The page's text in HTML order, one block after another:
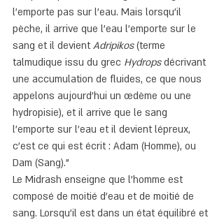
l'emporte pas sur l'eau. Mais lorsqu'il
pèche, il arrive que l'eau l'emporte sur le
sang et il devient Adripikos (terme
talmudique issu du grec Hydrops décrivant
une accumulation de fluides, ce que nous
appelons aujourd'hui un œdème ou une
hydropisie), et il arrive que le sang
l'emporte sur l'eau et il devient lépreux,
c'est ce qui est écrit : Adam (Homme), ou
Dam (Sang)."
Le Midrash enseigne que l'homme est
composé de moitié d'eau et de moitié de
sang. Lorsqu'il est dans un état équilibré et